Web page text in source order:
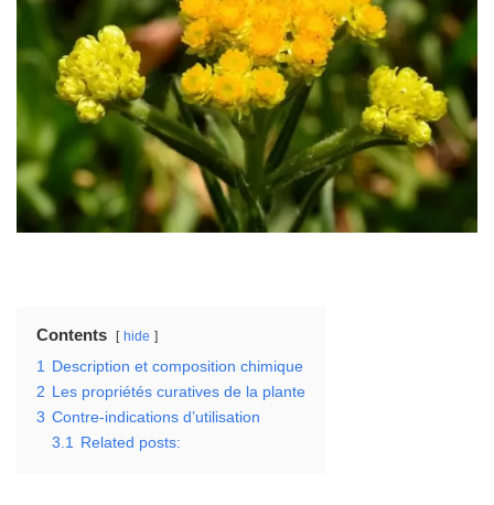
Contents hide
1
Description et composition chimique
2
Les propriétés curatives de la plante
3 Contre-indications d’utilisation
3.1
Related posts: